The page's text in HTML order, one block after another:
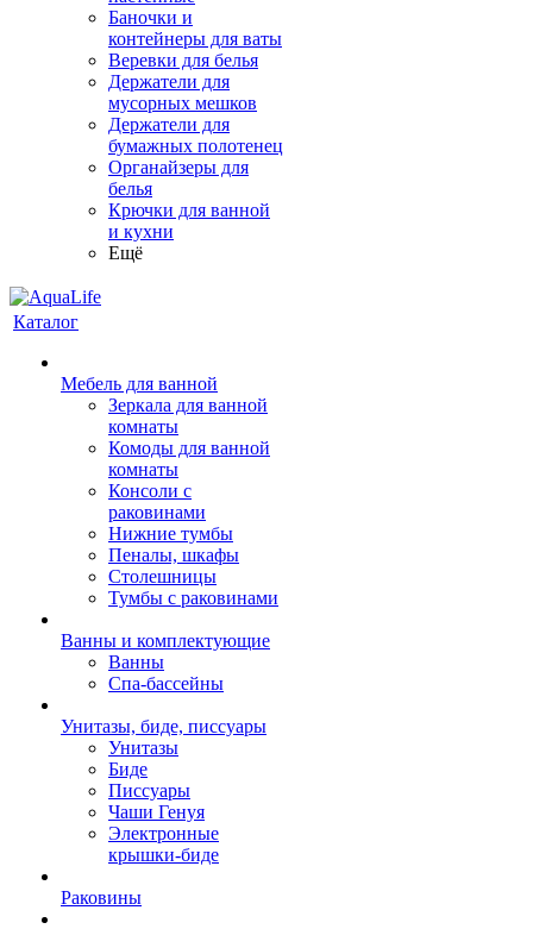
Баночки и
контейнеры для ваты
Веревки для белья
Держатели для
мусорных мешков
Держатели для
бумажных полотенец
Органайзеры для
белья
Крючки для ванной
и кухни
Ещё
Каталог
Мебель для ванной
Зеркала для ванной
комнаты
Комоды для ванной
комнаты
Консоли с
раковинами
Нижние тумбы
Пеналы, шкафы
Столешницы
Тумбы с раковинами
Ванны и комплектующие
Ванны
Спа-бассейны
Унитазы, биде, писсуары
Унитазы
Биде
Писсуары
Чаши Генуя
Электронные
крышки-биде
Раковины